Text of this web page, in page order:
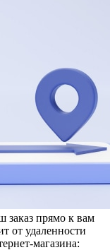
заказ прямо к вам
от удаленности
магазина: